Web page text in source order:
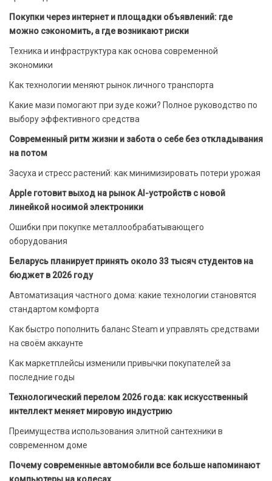
Покупки через интернет и площадки объявлений: где
можно сэкономить, а где возникают риски
Техника и инфраструктура как основа современной
экономики
Как технологии меняют рынок личного транспорта
Какие мази помогают при зуде кожи? Полное руководство по
выбору эффективного средства
Современный ритм жизни и забота о себе без откладывания
на потом
Засуха и стресс растений: как минимизировать потери урожая
Apple готовит выход на рынок AI-устройств с новой
линейкой носимой электроники
Ошибки при покупке металлообрабатывающего
оборудования
Беларусь планирует принять около 33 тысяч студентов на
бюджет в 2026 году
Автоматизация частного дома: какие технологии становятся
стандартом комфорта
Как быстро пополнить баланс Steam и управлять средствами
на своём аккаунте
Как маркетплейсы изменили привычки покупателей за
последние годы
Технологический перелом 2026 года: как искусственный
интеллект меняет мировую индустрию
Преимущества использования элитной сантехники в
современном доме
Почему современные автомобили все больше напоминают
компьютеры на колесах